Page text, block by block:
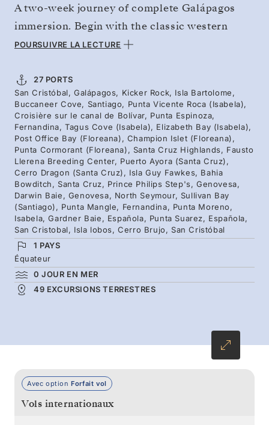
A two-week journey of complete Galápagos
immersion. Begin with the classic western
route to encounter scenic wonders — spotting
and meeting the famed giant tortoises.
Continue into a second loop, sailing north to
birdwatching islands, then south to Española
— where waved albatrosses nest during
breeding season. Over two weeks, experience
the full spectrum of extraordinary wildlife and
surreal volcanic formations.
POURSUIVRE LA LECTURE
27 PORTS
San Cristóbal, Galápagos, Kicker Rock, Isla Bartolome,
Buccaneer Cove, Santiago, Punta Vicente Roca (Isabela),
Croisière sur le canal de Bolívar, Punta Espinoza,
Fernandina, Tagus Cove (Isabela), Elizabeth Bay (Isabela),
Post Office Bay (Floreana), Champion Islet (Floreana),
Punta Cormorant (Floreana), Santa Cruz Highlands, Fausto
Llerena Breeding Center, Puerto Ayora (Santa Cruz),
Cerro Dragon (Santa Cruz), Isla Guy Fawkes, Bahia
Bowditch, Santa Cruz, Prince Philips Step's, Genovesa,
Darwin Baie, Genovesa, North Seymour, Sullivan Bay
(Santiago), Punta Mangle, Fernandina, Punta Moreno,
Isabela, Gardner Baie, Española, Punta Suarez, Española,
San Cristobal, Isla lobos, Cerro Brujo, San Cristóbal
1 PAYS
Équateur
0 JOUR EN MER
49 EXCURSIONS TERRESTRES
Avec option Forfait vol
Vols internationaux